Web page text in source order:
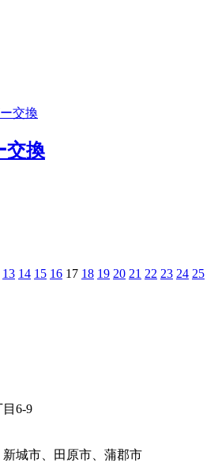
交換
13 14 15 16 17 18 19 20 21 22 23 24 25
6-9
城市、田原市、蒲郡市